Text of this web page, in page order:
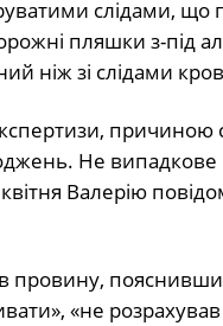
слідами, що
пляшки з-під
ніж зі слідами
причиною
Не
Валерію
провину,
«не